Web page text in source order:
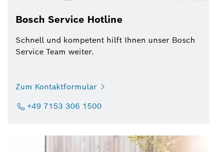
Bosch Service Hotline
Schnell und kompetent hilft Ihnen unser Bosch
Service Team weiter.
Zum Kontaktformular
+49 7153 306 1500